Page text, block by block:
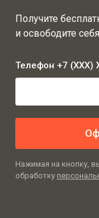
Получите
и освободите
Телефон +7 (XXX)
Нажимая на кнопку,
обработку